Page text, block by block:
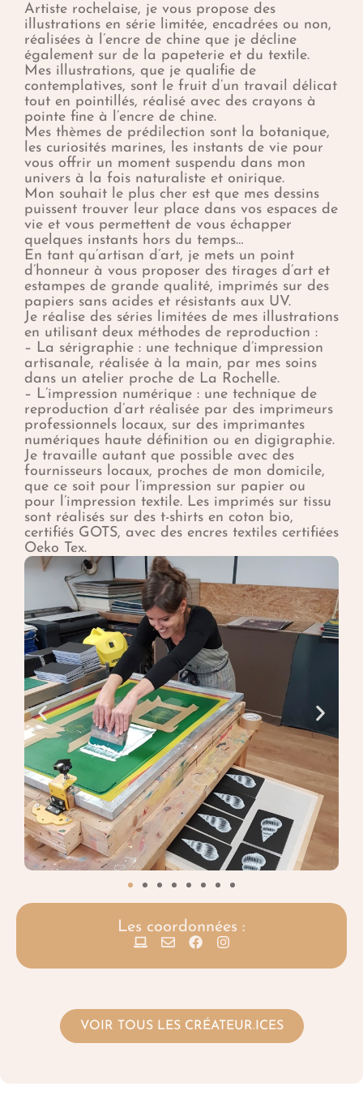
Artiste rochelaise, je vous propose des
illustrations en série limitée, encadrées ou non,
réalisées à l’encre de chine que je décline
également sur de la papeterie et du textile.
Mes illustrations, que je qualifie de
contemplatives, sont le fruit d’un travail délicat
tout en pointillés, réalisé avec des crayons à
pointe fine à l’encre de chine.
Mes thèmes de prédilection sont la botanique,
les curiosités marines, les instants de vie pour
vous offrir un moment suspendu dans mon
univers à la fois naturaliste et onirique.
Mon souhait le plus cher est que mes dessins
puissent trouver leur place dans vos espaces de
vie et vous permettent de vous échapper
quelques instants hors du temps…
En tant qu’artisan d’art, je mets un point
d’honneur à vous proposer des tirages d’art et
estampes de grande qualité, imprimés sur des
papiers sans acides et résistants aux UV.
Je réalise des séries limitées de mes illustrations
en utilisant deux méthodes de reproduction :
– La sérigraphie : une technique d’impression
artisanale, réalisée à la main, par mes soins
dans un atelier proche de La Rochelle.
– L’impression numérique : une technique de
reproduction d’art réalisée par des imprimeurs
professionnels locaux, sur des imprimantes
numériques haute définition ou en digigraphie.
Je travaille autant que possible avec des
fournisseurs locaux, proches de mon domicile,
que ce soit pour l’impression sur papier ou
pour l’impression textile. Les imprimés sur tissu
sont réalisés sur des t-shirts en coton bio,
certifiés GOTS, avec des encres textiles certifiées
Oeko Tex.
Les coordonnées :
VOIR TOUS LES CRÉATEUR.ICES